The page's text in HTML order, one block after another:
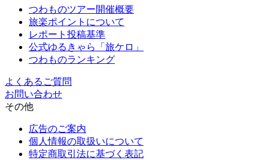
つわものツアー開催概要
旅楽ポイントについて
レポート投稿基準
公式ゆるきゃら「旅ケロ」
つわものランキング
よくあるご質問
お問い合わせ
その他
広告のご案内
個人情報の取扱いについて
特定商取引法に基づく表記